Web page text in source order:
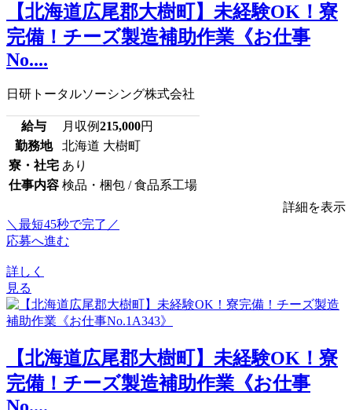
【北海道広尾郡大樹町】未経験OK！寮
完備！チーズ製造補助作業《お仕事
No....
日研トータルソーシング株式会社
給与 月収例215,000円
勤務地
北海道 大樹町
寮・社宅 あり
仕事内容 検品・梱包 / 食品系工場
詳細を表示
＼最短45秒で完了／
応募へ進む
詳しく
見る
【北海道広尾郡大樹町】未経験OK！寮
完備！チーズ製造補助作業《お仕事
No....